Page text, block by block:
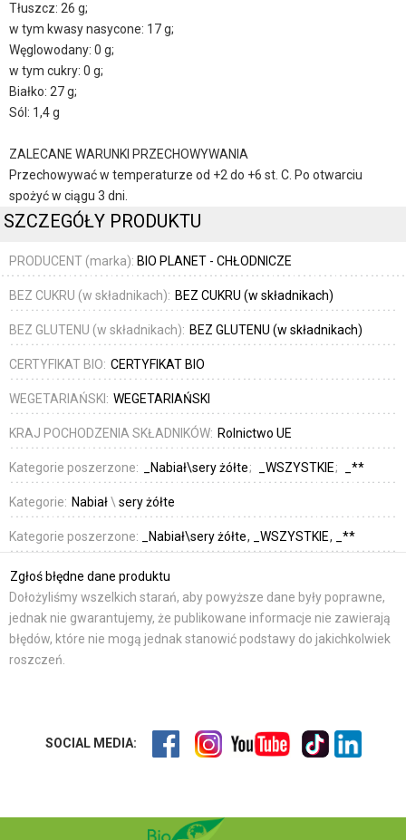
Tłuszcz: 26 g;
w tym kwasy nasycone: 17 g;
Węglowodany: 0 g;
w tym cukry: 0 g;
Białko: 27 g;
Sól: 1,4 g
ZALECANE WARUNKI PRZECHOWYWANIA
Przechowywać w temperaturze od +2 do +6 st. C. Po otwarciu
spożyć w ciągu 3 dni.
SZCZEGÓŁY PRODUKTU
PRODUCENT (marka): BIO PLANET - CHŁODNICZE
BEZ CUKRU (w składnikach): BEZ CUKRU (w składnikach)
BEZ GLUTENU (w składnikach): BEZ GLUTENU (w składnikach)
CERTYFIKAT BIO: CERTYFIKAT BIO
WEGETARIAŃSKI: WEGETARIAŃSKI
KRAJ POCHODZENIA SKŁADNIKÓW: Rolnictwo UE
Kategorie poszerzone: _Nabiał\sery żółte _WSZYSTKIE _**
Kategorie: Nabiał\ sery żółte
Kategorie poszerzone: _Nabiał\sery żółte _WSZYSTKIE _**
Zgłoś błędne dane produktu
Dołożyliśmy wszelkich starań, aby powyższe dane były poprawne,
jednak nie gwarantujemy, że publikowane informacje nie zawierają
błędów, które nie mogą jednak stanowić podstawy do jakichkolwiek
roszczeń.
SOCIAL MEDIA: